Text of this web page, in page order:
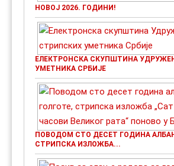
НОВОЈ 2026. ГОДИНИ!
ЕЛЕКТРОНСКА СКУПШТИНА
УМЕТНИКА СРБИЈЕ
ПОВОДОМ СТО ДЕСЕТ ГОДИНА
СТРИПСКА ИЗЛОЖБА...